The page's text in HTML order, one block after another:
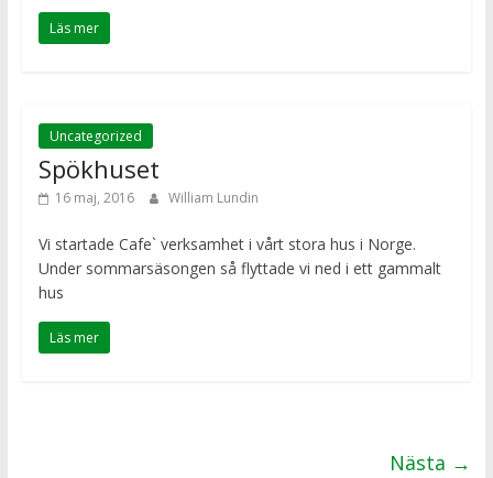
Läs mer
Uncategorized
Spökhuset
16 maj, 2016 William Lundin
Vi startade Cafe` verksamhet i vårt stora hus i Norge.
Under sommarsäsongen så flyttade vi ned i ett gammalt
hus
Läs mer
Nästa →